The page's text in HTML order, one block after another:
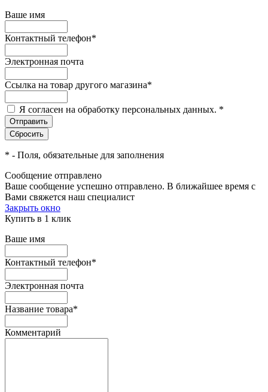
Ваше имя
Контактный телефон*
Электронная почта
Ссылка на товар другого магазина*
Я согласен на обработку персональных данных. *
* - Поля, обязательные для заполнения
Сообщение отправлено
Ваше сообщение успешно отправлено. В ближайшее время с
Вами свяжется наш специалист
Закрыть окно
Купить в 1 клик
Ваше имя
Контактный телефон*
Электронная почта
Название товара*
Комментарий